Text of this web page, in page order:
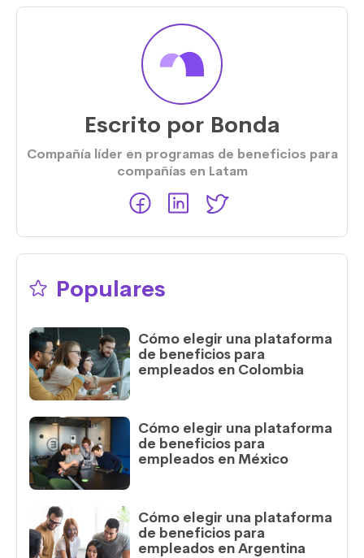
Escrito por Bonda
Compañía líder en programas de beneficios para
compañías en Latam
Populares
Cómo elegir una plataforma
de beneficios para
empleados en Colombia
Cómo elegir una plataforma
de beneficios para
empleados en México
Cómo elegir una plataforma
de beneficios para
empleados en Argentina